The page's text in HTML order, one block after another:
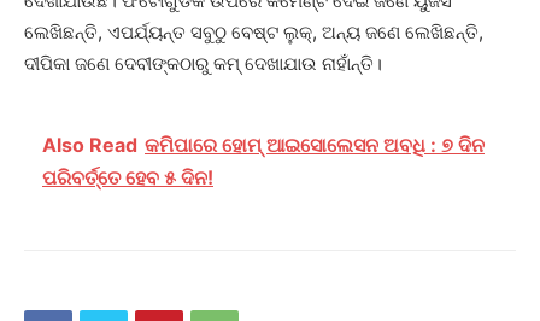
ଲେଖିଛନ୍ତି, ଏପର୍ଯ୍ୟନ୍ତ ସବୁଠୁ ବେଷ୍ଟ ଲୁକ୍, ଅନ୍ୟ ଜଣେ ଲେଖିଛନ୍ତି,
ଦୀପିକା ଜଣେ ଦେବୀଙ୍କଠାରୁ କମ୍ ଦେଖାଯାଉ ନାହାଁନ୍ତି।
Also Read କମିପାରେ ହୋମ୍ ଆଇସୋଲେସନ ଅବଧି : ୭ ଦିନ
ପରିବର୍ତ୍ତେ ହେବ ୫ ଦିନ!